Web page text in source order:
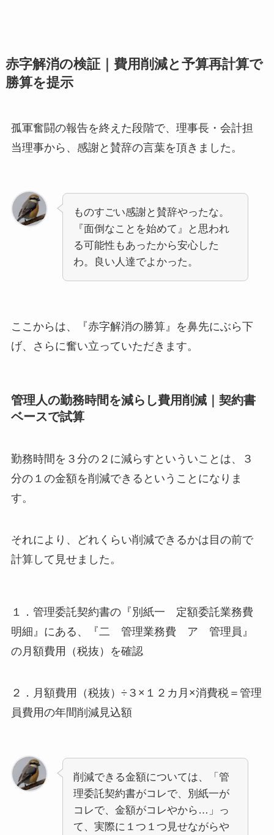
赤字解消の検証｜費用削減と予算再計算で
勝算を提示
孤軍奮闘の報告を終えた段階で、理事長・会計担
当理事から、感謝と賛辞の言葉を頂きました。
ものすごい感謝と賛辞やったな。
『面倒なことを始めて』と思われ
る可能性もあったから安心した
わ。良い人達でよかった。
ここからは、『赤字解消の勝算』を鼻先にぶら下
げ、さらに奮い立っていただきます。
管理人の勤務時間を減らし費用削減｜契約書
ベースで試算
勤務時間を３分の２に減らすといういことは、３
分の１の金額を削減できるということになりま
す。
それにより、どれくらい削減できるかは目の前で
計算して見せました。
１．管理委託契約書の『別紙一 定額委託業務費
明細』にある、『二 管理業務費 ア 管理員』
の月額費用（税抜）を確認
２．月額費用（税抜）÷３×１２カ月×消費税＝管理
員費用の年間削減見込額
削減できる金額については、「管
理委託契約書がコレで、別紙一が
コレで、金額がコレやから…」っ
て、実際に１つ１つ見せながらや